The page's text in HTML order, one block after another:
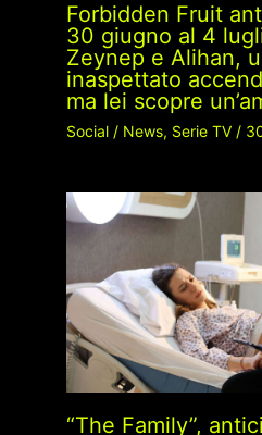
Forbidden Fruit
30 giugno al 4
Zeynep e Alihan,
inaspettato
ma lei scopre
Social/ News, Serie TV/
“The Family”,